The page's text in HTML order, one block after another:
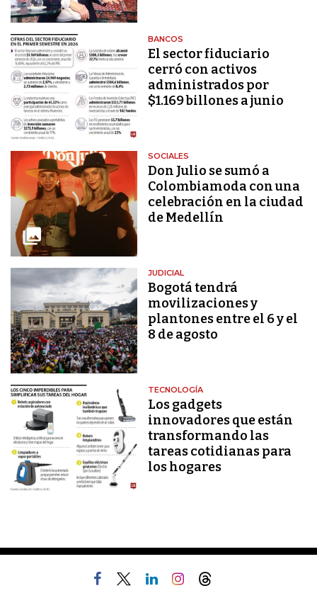
BANCOS
El sector fiduciario
cerró con activos
administrados por
$1.169 billones a junio
SOCIALES
Don Julio se sumó a
Colombiamoda con una
celebración en la ciudad
de Medellín
JUDICIAL
Bogotá tendrá
movilizaciones y
plantones entre el 6 y el
8 de agosto
TECNOLOGÍA
Los gadgets
innovadores que están
transformando las
tareas cotidianas para
los hogares